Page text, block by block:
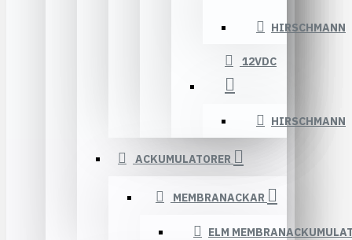
HIRSCHMANN
12VDC
HIRSCHMANN
ACKUMULATORER
MEMBRANACKAR
ELM